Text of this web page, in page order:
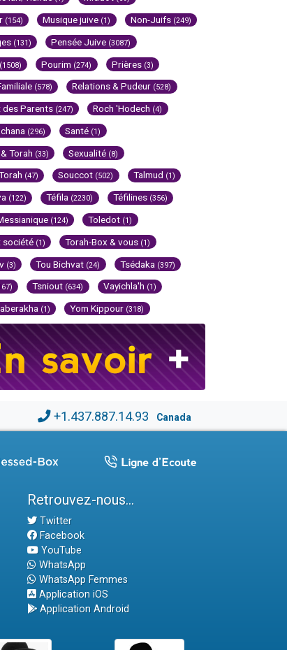
(154) Musique juive (1) Non-Juifs (249)
(131) Pensée Juive (3087)
(1508) Pourim (274) Prières (3)
(578) Relations & Pudeur (528)
des Parents (247) Roch 'Hodech (4)
(296) Santé (1)
Torah (33) Sexualité (8)
(47) Souccot (502) Talmud (1)
(122) Téfila (2230) Téfilines (356)
(124) Toledot (1)
société (1) Torah-Box & vous (1)
(3) Tou Bichvat (24) Tsédaka (397)
Tsniout (634) Vayichla'h (1)
(1) Yom Kippour (318)
+1.437.887.14.93 Canada
Retrouvez-nous...
Twitter
Facebook
YouTube
WhatsApp
WhatsApp Femmes
Application iOS
Application Android